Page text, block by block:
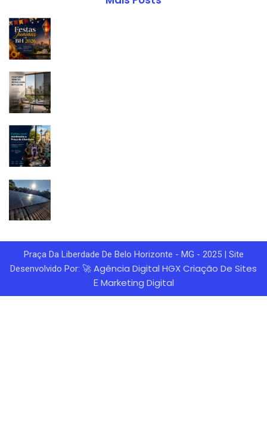
Praça Da Liberdade De Belo Horizonte - MG - 2025 | Site
Desenvolvido Por: 🚀 Agência Digital HGXCriação De Sites
E Marketing Digital